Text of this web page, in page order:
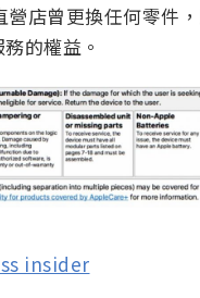
店曾更換任何零件
的權益。
insider